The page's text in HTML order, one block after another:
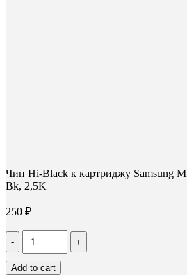
Чип Hi-Black к картриджу Samsung
Bk, 2,5K
250 ₽
Количество
Чип
Hi-
Black
Add to cart